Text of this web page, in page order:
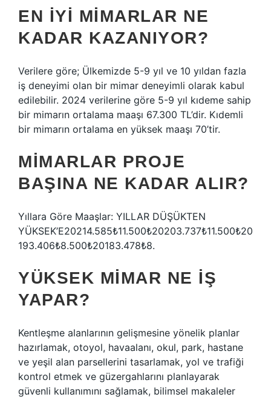
EN IYI MIMARLAR NE
KADAR KAZANIYOR?
Verilere göre; Ülkemizde 5-9 yıl ve 10 yıldan fazla
iş deneyimi olan bir mimar deneyimli olarak kabul
edilebilir. 2024 verilerine göre 5-9 yıl kıdeme sahip
bir mimarın ortalama maaşı 67.300 TL’dir. Kıdemli
bir mimarın ortalama en yüksek maaşı 70’tir.
MIMARLAR PROJE
BAŞINA NE KADAR ALIR?
Yıllara Göre Maaşlar: YILLAR DÜŞÜKTEN
YÜKSEK’E20214.585₺11.500₺20203.737₺11.500₺20
193.406₺8.500₺20183.478₺8.
YÜKSEK MIMAR NE IŞ
YAPAR?
Kentleşme alanlarının gelişmesine yönelik planlar
hazırlamak, otoyol, havaalanı, okul, park, hastane
ve yeşil alan parsellerini tasarlamak, yol ve trafiği
kontrol etmek ve güzergahlarını planlayarak
güvenli kullanımını sağlamak, bilimsel makaleler